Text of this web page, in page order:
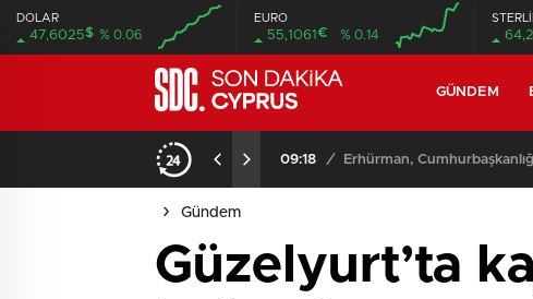
DOLAR
47,6025$ % 0.06
EURO
55,1061€ % 0.14
GÜNDEM
09:18 / Erhürman,
Gündem
Güzelyurt’ta